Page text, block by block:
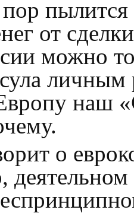
пылится
от
можно
личным
наш
о